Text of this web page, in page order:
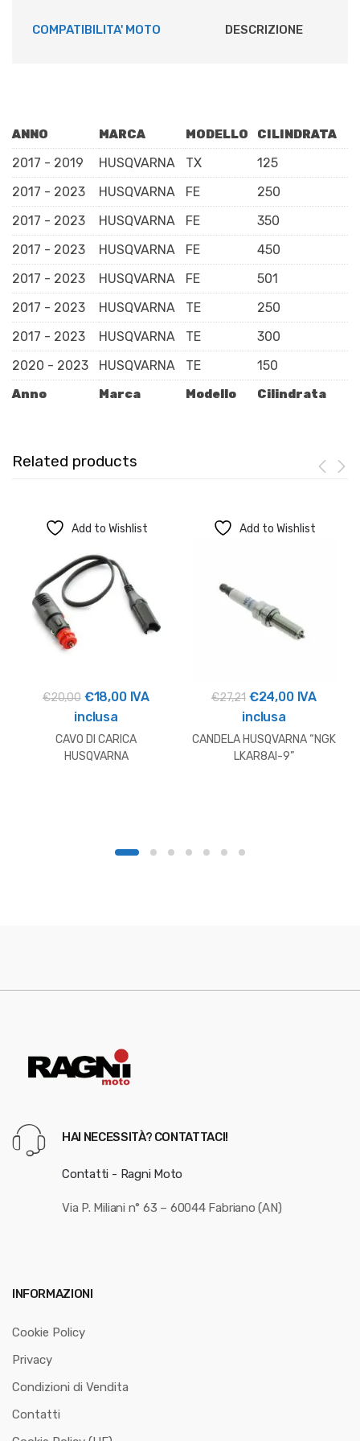
COMPATIBILITA' MOTO DESCRIZIONE
ANNO MARCA MODELLO CILINDRATA
Anno Marca Modello Cilindrata
2017 - 2019 HUSQVARNA TX
125
2017 - 2023
HUSQVARNA FE
250
2017 - 2023
HUSQVARNA FE
350
2017 - 2023
HUSQVARNA FE
450
2017 - 2023
HUSQVARNA FE
501
2017 - 2023
HUSQVARNA TE
250
2017 - 2023
HUSQVARNA TE
300
2020 - 2023
HUSQVARNA TE 150
Related products
Add to Wishlist
€20,00 Il
prezzo
originale
era:
€18,00Il
attuale
è:
IVA
inclusa
CAVO DI CARICA
HUSQVARNA
Add to Wishlist
€27,21 Il
prezzo
originale
era:
€24,00Il
attuale
è:
IVA
inclusa
CANDELA HUSQVARNA “NGK
LKAR8AI-9”
HAI NECESSITÀ? CONTATTACI!
Contatti - Ragni Moto
Via P. Miliani n° 63 – 60044 Fabriano (AN)
INFORMAZIONI
Cookie Policy
Privacy
Condizioni di Vendita
Contatti